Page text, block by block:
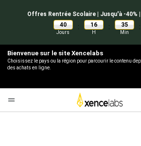
Offres Rentrée Scolaire | Jusqu'à -40%
40
Jours
: 16
H
: 35
Min
:
Bienvenue sur le site Xencelabs
Choisissez le pays ou la région pour parcourir le contenu
des achats en ligne.